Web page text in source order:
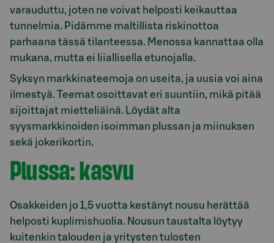
varauduttu, joten ne voivat helposti keikauttaa
tunnelmia. Pidämme maltillista riskinottoa
parhaana tässä tilanteessa. Menossa kannattaa olla
mukana, mutta ei liiallisella etunojalla.
Syksyn markkinateemoja on useita, ja uusia voi aina
ilmestyä. Teemat osoittavat eri suuntiin, mikä pitää
sijoittajat mietteliäinä. Löydät alta
syysmarkkinoiden isoimman plussan ja miinuksen
sekä jokerikortin.
Plussa: kasvu
Osakkeiden jo 1,5 vuotta kestänyt nousu herättää
helposti kuplimishuolia. Nousun taustalta löytyy
kuitenkin talouden ja yritysten tulosten